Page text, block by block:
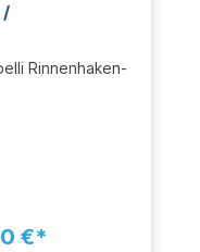
/
Rinnenhaken-
€*